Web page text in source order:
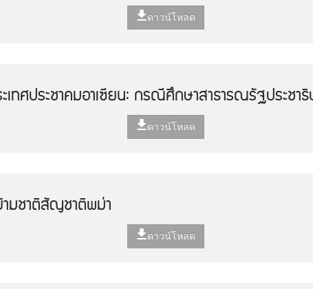
ดาวน์โหลด
ทศประชาคมอาเซียน: กรณีศึกษาสาธารณรัฐประชาธิ
ดาวน์โหลด
ามชาติสัญชาติพม่า
ดาวน์โหลด